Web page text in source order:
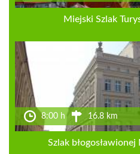
Miejski Szlak
8:00 h 16.8 km
Szlak